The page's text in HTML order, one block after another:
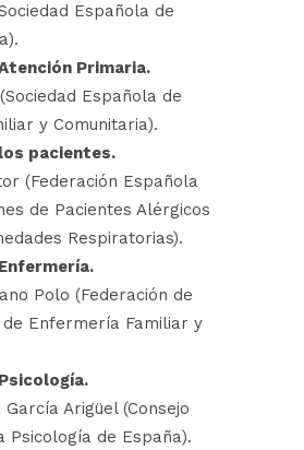
Española de
Primaria.
Española de
y Comunitaria).
pacientes.
(Federación Española
de Pacientes Alérgicos
Respiratorias).
Polo (Federación de
de Enfermería Familiar y
Arigüel (Consejo
Psicología de España).